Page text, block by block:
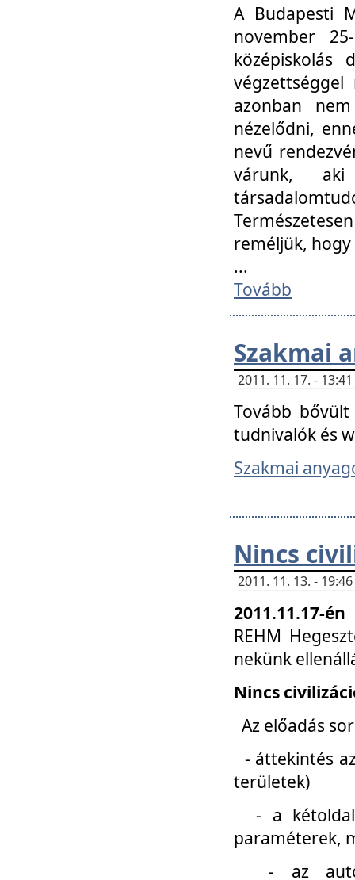
A Budapesti
november
középiskolás
azonban
nézelődni,
nevű
várunk, aki
reméljük,
...
Tovább
Szakmai
2011. 11. 17. -
Tovább bővült
tudnivalók és
Szakmai
Nincs
2011. 11. 13. -
2011.11.17-
REHM
nekünk
Nincs
Az előadás
- áttekintés
területek)
- a kétoldali
paraméterek,
- az